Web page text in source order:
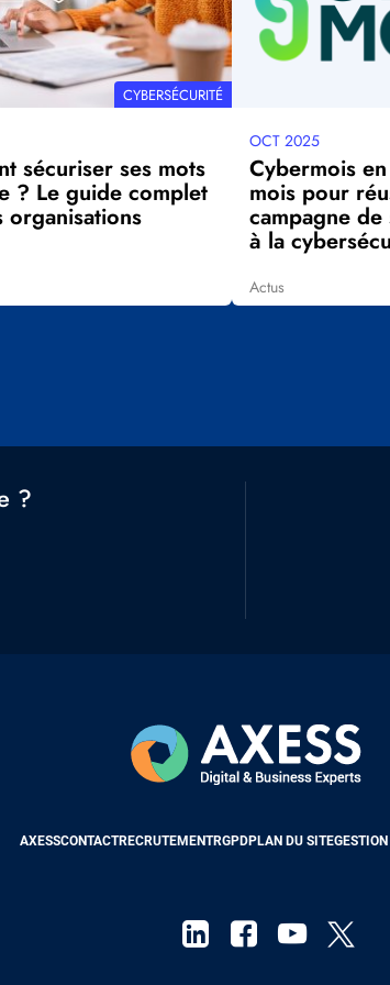
THÉMATIQUE
CYBERSÉCURITÉ
sécuriser ses mots
? Le guide complet
organisations
Date
mise
à
jour
OCT 2025
Cybermois
mois pour
campagne
à la
Tags
Actus
?
AXESSCONTACTRECRUTEMENTRGPDPLAN DU SITE